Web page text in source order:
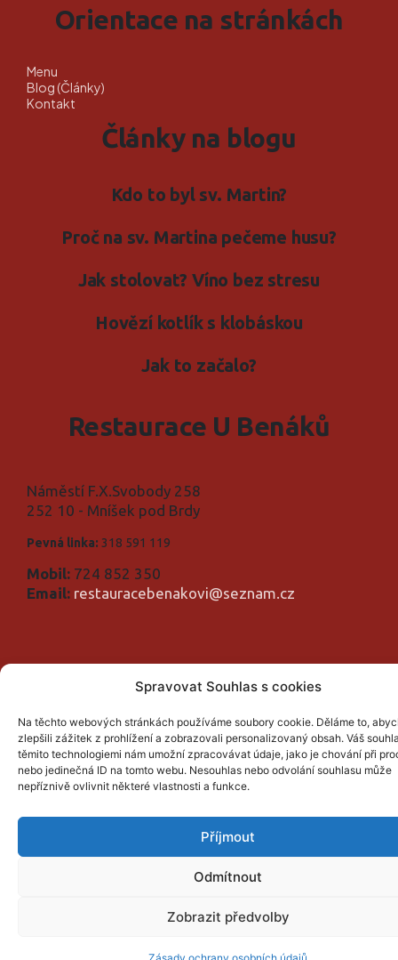
Spravovat Souhlas s cookies
Na těchto webových stránkách používáme soubory cookie. Děláme to,
zlepšili zážitek z prohlížení a zobrazovali personalizovaný obsah. Váš
těmito technologiemi nám umožní zpracovávat údaje, jako je chování při
nebo jedinečná ID na tomto webu. Nesouhlas nebo odvolání souhlasu může
nepříznivě ovlivnit některé vlastnosti a funkce.
Příjmout
Odmítnout
Zobrazit předvolby
Orientace na stránkách
Menu
Blog (Články)
Kontakt
Články na blogu
Kdo to byl sv. Martin?
Proč na sv. Martina pečeme husu?
Jak stolovat? Víno bez stresu
Hovězí kotlík s klobáskou
Jak to začalo?
Restaurace U Benáků
Náměstí F.X.Svobody 258
252 10 - Mníšek pod Brdy
Pevná linka: 318 591 119
Mobil: 724 852 350
Email: restauracebenakovi@seznam.cz